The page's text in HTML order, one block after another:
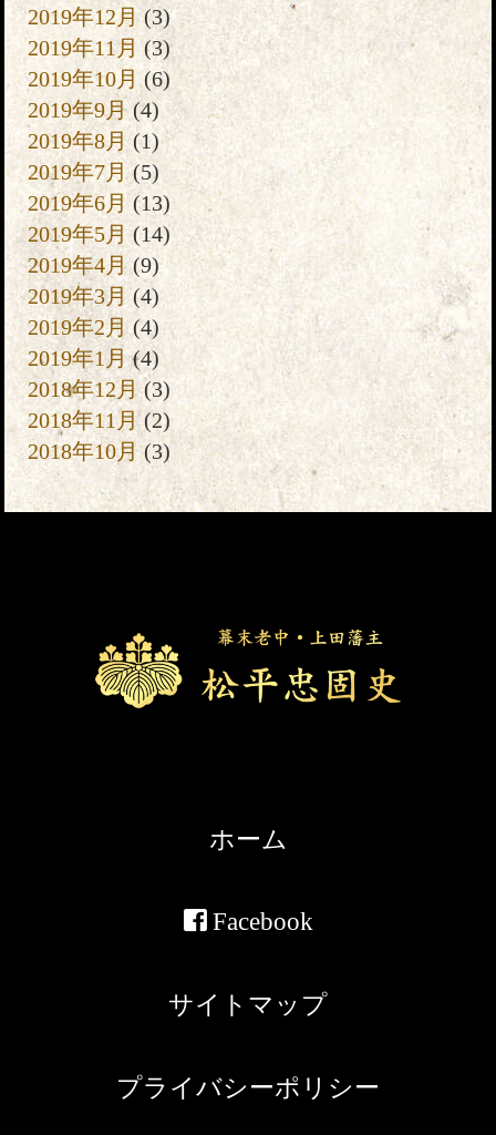
2019年12月(3)
2019年11月(3)
2019年10月 (6)
2019年9月 (4)
2019年8月 (1)
2019年7月(5)
2019年6月 (13)
2019年5月 (14)
2019年4月 (9)
2019年3月 (4)
2019年2月(4)
2019年1月(4)
2018年12月(3)
2018年11月(2)
2018年10月(3)
ホーム
Facebook
サイトマップ
プライバシーポリシー